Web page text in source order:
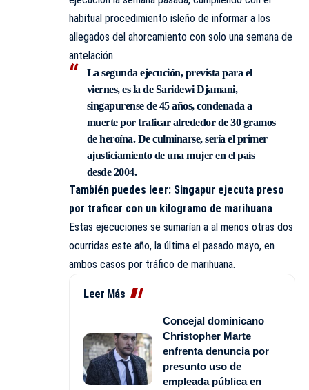
habitual procedimiento isleño de informar a los
allegados del ahorcamiento con solo una semana de
antelación.
La segunda ejecución, prevista para el
viernes, es la deSaridewi Djamani,
singapurense de 45 años,condenada a
muerte por traficar alrededor de 30 gramos
de heroína. De culminarse, sería el primer
ajusticiamiento de una mujer en el país
desde 2004.
También puedes leer: Singapur ejecuta preso
por traficar con un kilogramo de marihuana
Estas ejecuciones se sumarían a al menos otras dos
ocurridas este año, la última el pasado mayo, en
ambos casos por tráfico de marihuana.
Leer Más
Concejal dominicano
Christopher Marte
enfrenta denuncia por
presunto uso de
empleada pública en